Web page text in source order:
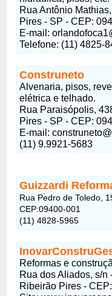
Rua Antônio
Pires - SP - CEP:
E-mail:
Telefone: (11) 4825-
Construneto
Alvenaria, pisos,
elétrica e telhado.
Rua Paraisópolis,
Pires - SP - CEP:
E-mail:
(11) 9.9921-5683
Guizzardi
Rua Pedro de Toledo,
CEP:09400-001
(11) 4828-5965
Reformas e
Rua dos Aliados, s/
Ribeirão Pires -